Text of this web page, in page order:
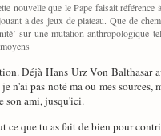
nouvelle que le Pape faisait
à des jeux de plateau. Que de
sur une mutation anthropologique
Déjà Hans Urz Von
n'ai pas noté ma ou mes
son ami, jusqu'ici.
ce que tu as fait de bien pour